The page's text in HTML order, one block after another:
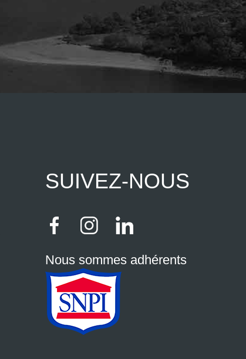
SUIVEZ-NOUS
Nous sommes adhérents